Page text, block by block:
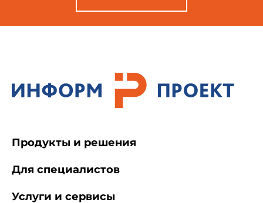
Продукты и решения
Для специалистов
Услуги и сервисы